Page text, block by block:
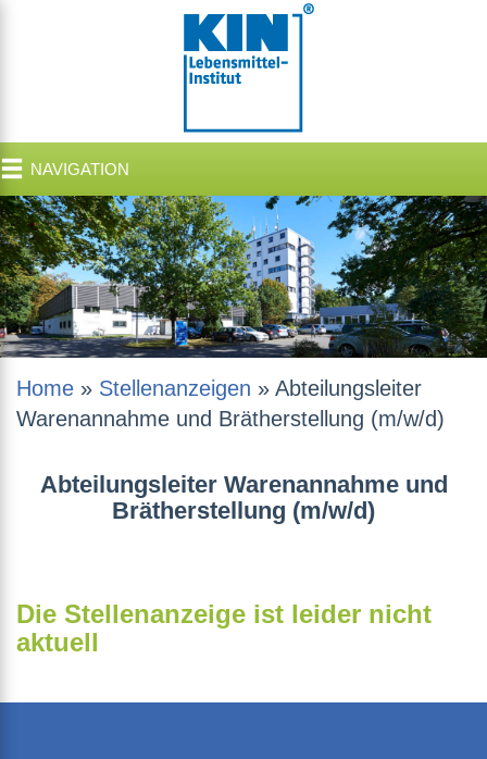
NAVIGATION
Home » Stellenanzeigen » Abteilungsleiter
Warenannahme und Brätherstellung (m/w/d)
Abteilungsleiter Warenannahme und
Brätherstellung (m/w/d)
Die Stellenanzeige ist leider nicht
aktuell